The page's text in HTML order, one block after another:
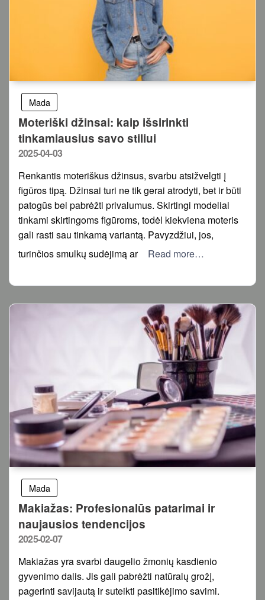
Mada
Moteriški džinsai: kaip išsirinkti
tinkamiausius savo stiliui
Posted
2025-04-03
Renkantis moteriškus džinsus, svarbu atsižvelgti į
figūros tipą. Džinsai turi ne tik gerai atrodyti, bet ir būti
patogūs bei pabrėžti privalumus. Skirtingi modeliai
tinkami skirtingoms figūroms, todėl kiekviena moteris
gali rasti sau tinkamą variantą. Pavyzdžiui, jos,
turinčios smulkų sudėjimą ar
Read more…
Mada
Makiažas: Profesionalūs patarimai ir
naujausios tendencijos
Posted
2025-02-07
Makiažas yra svarbi daugelio žmonių kasdienio
gyvenimo dalis. Jis gali pabrėžti natūralų grožį,
pagerinti savijautą ir suteikti pasitikėjimo savimi.